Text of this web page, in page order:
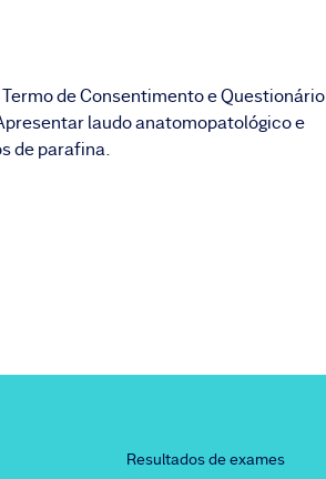
de Consentimento e Questionário
laudo anatomopatológico e
de parafina.
Resultados de exames